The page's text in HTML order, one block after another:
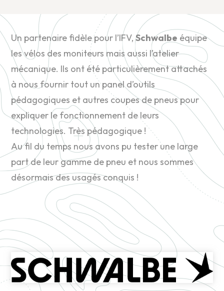
Un partenaire fidèle pour l’IFV,Schwalbe équipe
les vélos des moniteurs mais aussi l’atelier
mécanique. Ils ont été particulièrement attachés
à nous fournir tout un panel d’outils
pédagogiques et autres coupes de pneus pour
expliquer le fonctionnement de leurs
technologies. Très pédagogique !
Au fil du temps nous avons pu tester une large
part de leur gamme de pneu et nous sommes
désormais des usagés conquis !